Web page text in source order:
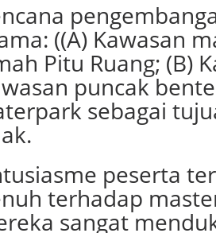
((A) Kawasan
Pitu Ruang; (B)
puncak
sebagai
peserta
terhadap
sangat